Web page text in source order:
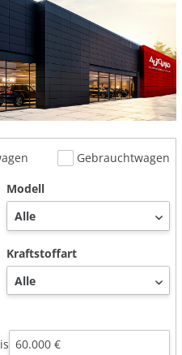
Gebrauchtwagen
Modell
Kraftstoffart